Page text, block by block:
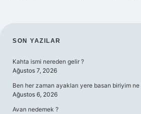
SIDEBAR
SON YAZILAR
Kahta ismi nereden gelir ?
Ağustos 7, 2026
Ben her zaman ayakları yere basan biriyim ne
Ağustos 6, 2026
Avan nedemek ?